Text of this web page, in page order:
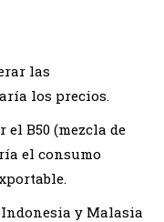
las
los precios.
B50 (mezcla de
el consumo
y Malasia